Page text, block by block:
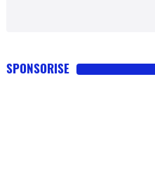
SPONSORISE